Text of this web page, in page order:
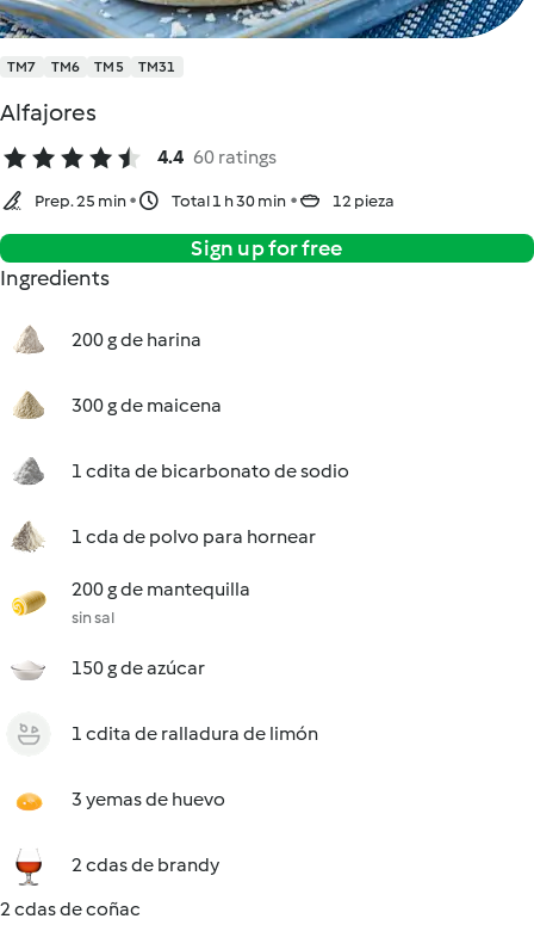
TM7 TM6 TM5 TM31
Alfajores
4.4 60 ratings
Prep. 25 min Total 1 h 30 min 12 pieza
Sign up for free
Ingredients
200 g de harina
300 g de maicena
1 cdita de bicarbonato de sodio
1 cda de polvo para hornear
200 g de mantequilla
sin sal
150 g de azúcar
1 cdita de ralladura de limón
3 yemas de huevo
2 cdas de brandy
2 cdas de coñac